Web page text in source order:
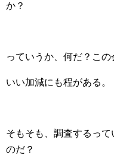
か？
っていうか、何だ？この
いい加減にも程がある。
そもそも、調査するっ
のだ？